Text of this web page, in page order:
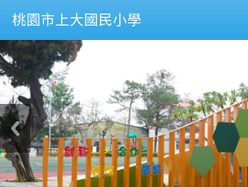
桃園市上大國民小學